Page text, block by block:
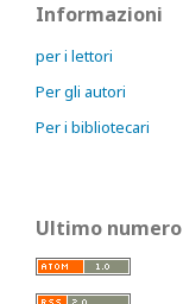
Informazioni
per i lettori
Per gli autori
Per i bibliotecari
Ultimo numero